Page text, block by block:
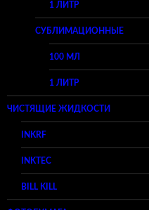
1 ЛИТР
СУБЛИМАЦИОННЫЕ
100 МЛ
1 ЛИТР
ЧИСТЯЩИЕ ЖИДКОСТИ
INKRF
INKTEC
BILL KILL